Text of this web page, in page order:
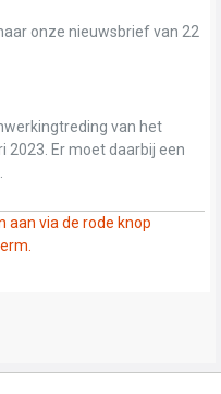
onze nieuwsbrief van 22
van het
2023. Er moet daarbij een
aan via de rode knop